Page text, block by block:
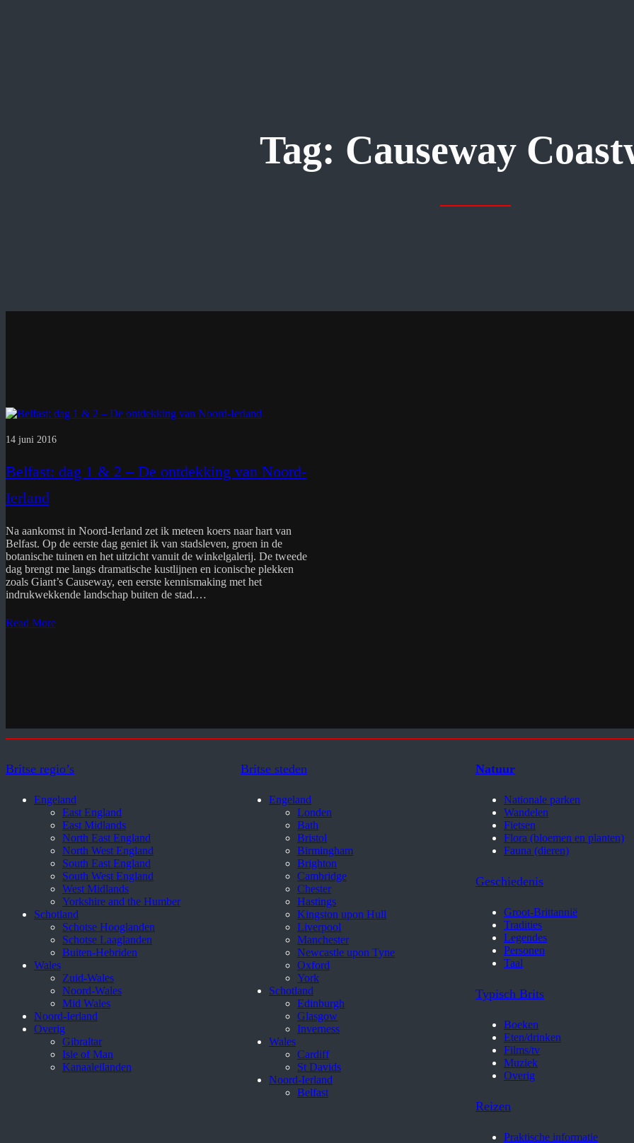
Tag: Causeway
14 juni 2016
Belfast: dag 1 & 2 – De ontdekking van Noord-
Ierland
Na aankomst in Noord-Ierland zet ik meteen koers naar hart van
Belfast. Op de eerste dag geniet ik van stadsleven, groen in de
botanische tuinen en het uitzicht vanuit de winkelgalerij. De tweede
dag brengt me langs dramatische kustlijnen en iconische plekken
zoals Giant’s Causeway, een eerste kennismaking met het
indrukwekkende landschap buiten de stad.…
Read More
Britse regio’s
Engeland
East England
East Midlands
North East England
North West England
South East England
South West England
West Midlands
Yorkshire and the Humber
Schotland
Schotse Hooglanden
Schotse Laaglanden
Buiten-Hebriden
Wales
Zuid-Wales
Noord-Wales
Mid Wales
Noord-Ierland
Overig
Gibraltar
Isle of Man
Kanaaleilanden
Britse steden
Engeland
Londen
Bath
Bristol
Birmingham
Brighton
Cambridge
Chester
Hastings
Kingston upon Hull
Liverpool
Manchester
Newcastle upon Tyne
Oxford
York
Schotland
Edinburgh
Glasgow
Inverness
Wales
Cardiff
St Davids
Noord-Ierland
Belfast
Natuur
Nationale parken
Wandelen
Fietsen
Flora (bloemen en planten)
Fauna (dieren)
Geschiedenis
Groot-Brittannië
Tradities
Legendes
Personen
Taal
Typisch Brits
Boeken
Eten/drinken
Films/tv
Muziek
Overig
Reizen
Praktische informatie